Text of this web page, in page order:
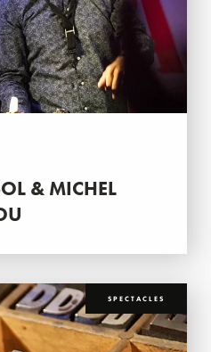
& MICHEL
SPECTACLES